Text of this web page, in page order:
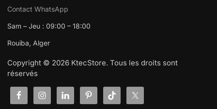
Contact WhatsApp
Sam – Jeu : 09:00 – 18:00
Rouiba, Alger
Copyright © 2026 KtecStore. Tous les droits sont
réservés